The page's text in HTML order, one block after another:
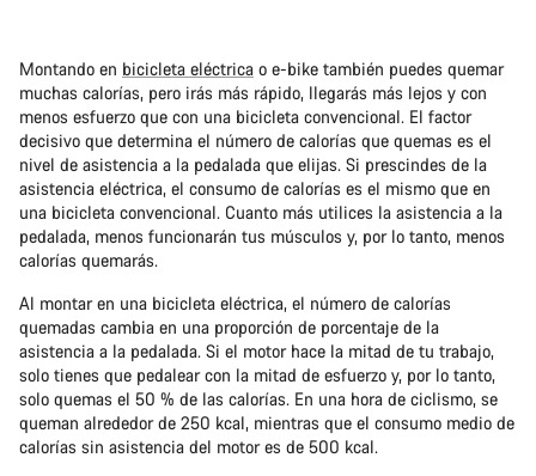
Montando en bicicleta eléctrica o e-bike también puedes quemar
muchas calorías, pero irás más rápido, llegarás más lejos y con
menos esfuerzo que con una bicicleta convencional. El factor
decisivo que determina el número de calorías que quemas es el
nivel de asistencia a la pedalada que elijas. Si prescindes de la
asistencia eléctrica, el consumo de calorías es el mismo que en
una bicicleta convencional. Cuanto más utilices la asistencia a la
pedalada, menos funcionarán tus músculos y, por lo tanto, menos
calorías quemarás.
Al montar en una bicicleta eléctrica, el número de calorías
quemadas cambia en una proporción de porcentaje de la
asistencia a la pedalada. Si el motor hace la mitad de tu trabajo,
solo tienes que pedalear con la mitad de esfuerzo y, por lo tanto,
solo quemas el 50 % de las calorías. En una hora de ciclismo, se
queman alrededor de 250 kcal, mientras que el consumo medio de
calorías sin asistencia del motor es de 500 kcal.